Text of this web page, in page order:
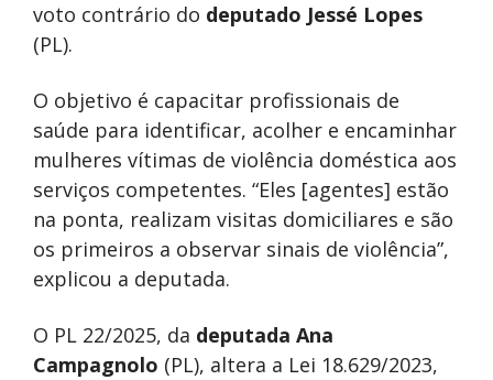
voto contrário do deputado Jessé Lopes
(PL).
O objetivo é capacitar profissionais de
saúde para identificar, acolher e encaminhar
mulheres vítimas de violência doméstica aos
serviços competentes. “Eles [agentes] estão
na ponta, realizam visitas domiciliares e são
os primeiros a observar sinais de violência”,
explicou a deputada.
O PL 22/2025, da deputada Ana
Campagnolo (PL), altera a Lei 18.629/2023,